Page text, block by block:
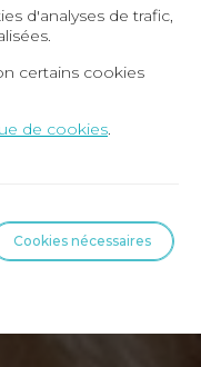
d'analyses de trafic,
certains cookies
de cookies.
Cookies nécessaires